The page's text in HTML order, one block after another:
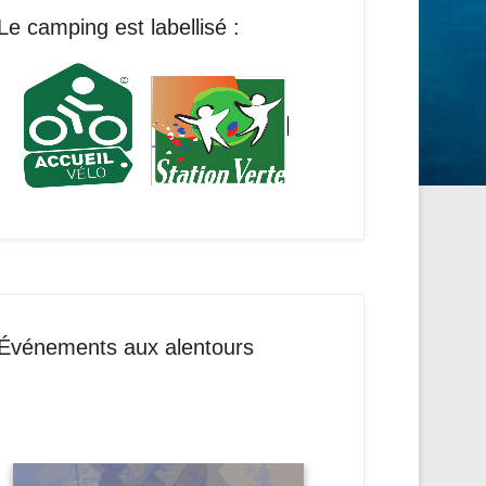
camping est labellisé :
aux alentours